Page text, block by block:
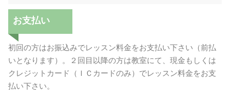
お支払い
初回の方はお振込みでレッスン料金をお支払い下さい（前払
いとなります）。２回目以降の方は教室にて、現金もしくは
クレジットカード（ＩＣカードのみ）でレッスン料金をお支
払い下さい。